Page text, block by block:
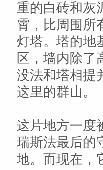
重的白砖和灰
霄，比周围所
灯塔。塔的地
区，墙内除了
没法和塔相提
这里的群山。
这片地方一度
瑞斯法最后的
地。而现在，